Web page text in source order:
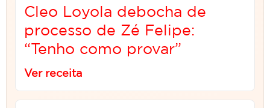
Cleo Loyola debocha de
processo de Zé Felipe:
“Tenho como provar”
Ver receita